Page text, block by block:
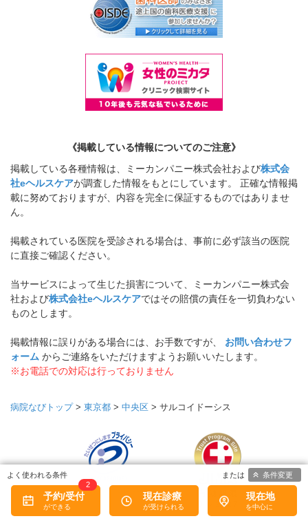
《掲載している情報についてのご注意》
掲載している各種情報は、ミーカンパニー株式会社および株式会
社eヘルスケアが調査した情報をもとにしています。 正確な情報掲
載に努めておりますが、内容を完全に保証するものではありませ
ん。
掲載されている医院を受診される場合は、事前に必ず該当の医院
に直接ご確認ください。
当サービスによって生じた損害について、ミーカンパニー株式会
社および株式会社eヘルスケアではその賠償の責任を一切負わない
ものとします。
掲載情報に誤りがある場合には、お手数ですが、 お問い合わせフ
ォーム からご連絡をいただけますようお願いいたします。
※お電話での対応は行っておりません
病院なびトップ> 東京都 > 中央区 > サルコイドーシス
プライバシーマークについて
予約/受付
2
現在診療 現在地
条件変更